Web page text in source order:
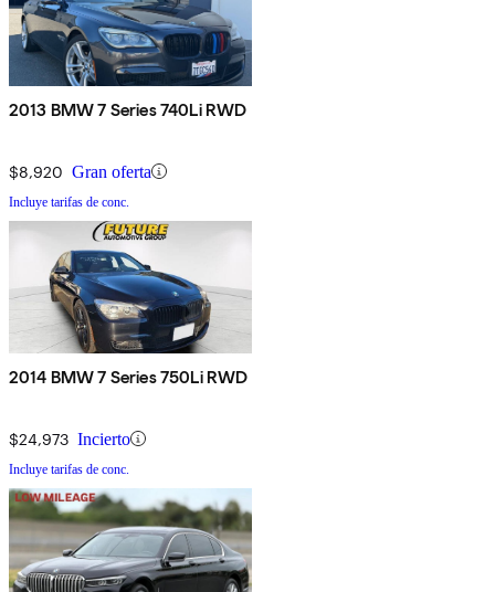
2013 BMW 7 Series 740Li RWD
$8,920 Gran oferta
Incluye tarifas de conc.
2014 BMW 7 Series 750Li RWD
$24,973 Incierto
Incluye tarifas de conc.